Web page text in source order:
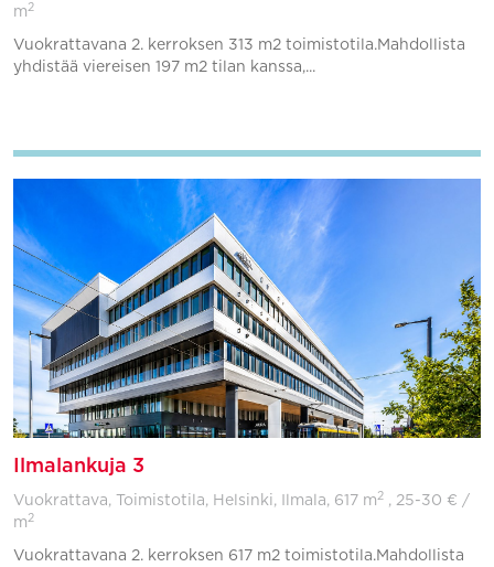
m 2
Vuokrattavana 2. kerroksen 313 m2 toimistotila.Mahdollista
yhdistää viereisen 197 m2 tilan kanssa,...
Ilmalankuja 3
Vuokrattava, Toimistotila, Helsinki, Ilmala, 617 m 2 , 25-30 € /
m 2
Vuokrattavana 2. kerroksen 617 m2 toimistotila.Mahdollista